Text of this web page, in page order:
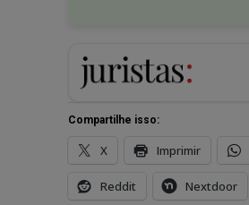
Compartilhe isso:
X Imprimir
Reddit Nextdoor